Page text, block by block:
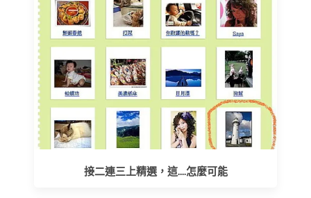
接二連三上精選，這....怎麼可能